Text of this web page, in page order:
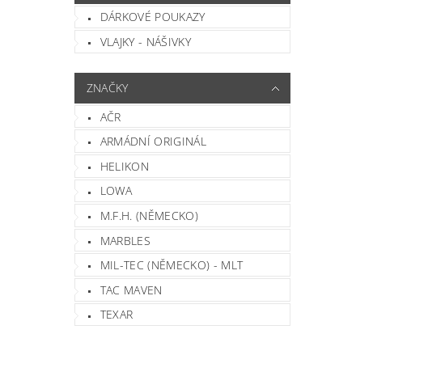
DÁRKOVÉ POUKAZY
VLAJKY - NÁŠIVKY
ZNAČKY
AČR
ARMÁDNÍ ORIGINÁL
HELIKON
LOWA
M.F.H. (NĚMECKO)
MARBLES
MIL-TEC (NĚMECKO) - MLT
TAC MAVEN
TEXAR